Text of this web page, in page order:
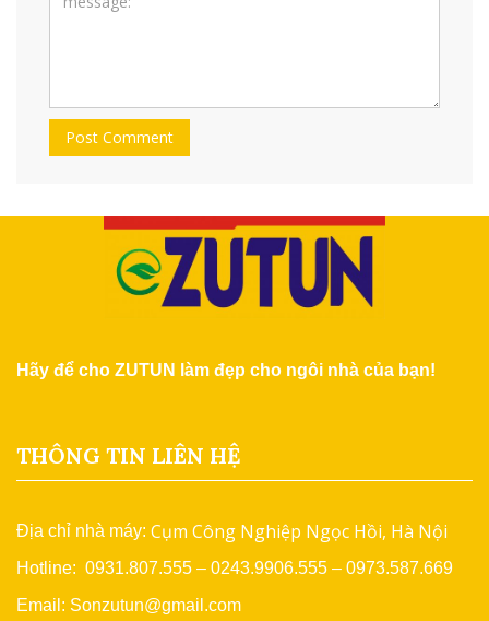
Hãy để cho ZUTUN làm đẹp cho ngôi nhà của bạn!
THÔNG TIN LIÊN HỆ
Địa chỉ nhà máy: Cụm Công Nghiệp Ngọc Hồi, Hà Nội
Hotline: 0931.807.555 – 0243.9906.555 – 0973.587.669
Email: Sonzutun@gmail.com